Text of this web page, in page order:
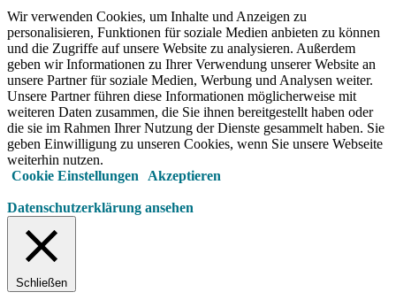
Wir verwenden Cookies, um Inhalte und Anzeigen zu
personalisieren, Funktionen für soziale Medien anbieten zu können
und die Zugriffe auf unsere Website zu analysieren. Außerdem
geben wir Informationen zu Ihrer Verwendung unserer Website an
unsere Partner für soziale Medien, Werbung und Analysen weiter.
Unsere Partner führen diese Informationen möglicherweise mit
weiteren Daten zusammen, die Sie ihnen bereitgestellt haben oder
die sie im Rahmen Ihrer Nutzung der Dienste gesammelt haben. Sie
geben Einwilligung zu unseren Cookies, wenn Sie unsere Webseite
weiterhin nutzen.
Cookie Einstellungen Akzeptieren
Datenschutzerklärung ansehen
Schließen